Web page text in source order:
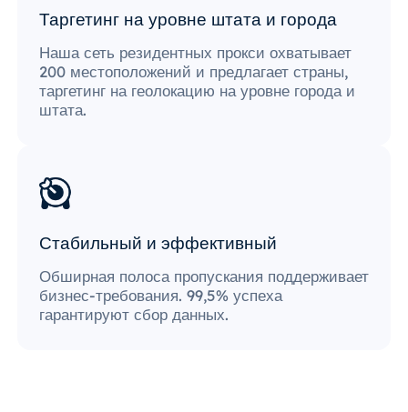
Таргетинг на уровне штата и города
Наша сеть резидентных прокси охватывает
200 местоположений и предлагает страны,
таргетинг на геолокацию на уровне города и
штата.
Стабильный и эффективный
Обширная полоса пропускания поддерживает
бизнес-требования. 99,5% успеха
гарантируют сбор данных.